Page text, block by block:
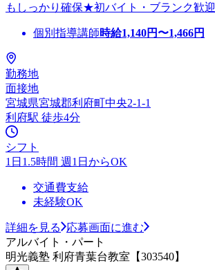
もしっかり確保★初バイト・ブランク歓迎
個別指導講師時給1,140円〜1,466円
勤務地
面接地
宮城県宮城郡利府町中央2-1-1
利府駅 徒歩4分
シフト
1日1.5時間 週1日からOK
交通費支給
未経験OK
詳細を見る
応募画面に進む
アルバイト・パート
明光義塾 利府青葉台教室【303540】